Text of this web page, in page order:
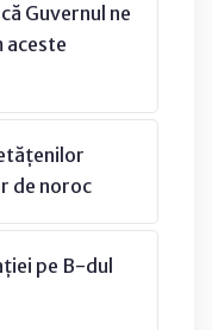
Guvernul ne
aceste
de noroc
pe B-dul